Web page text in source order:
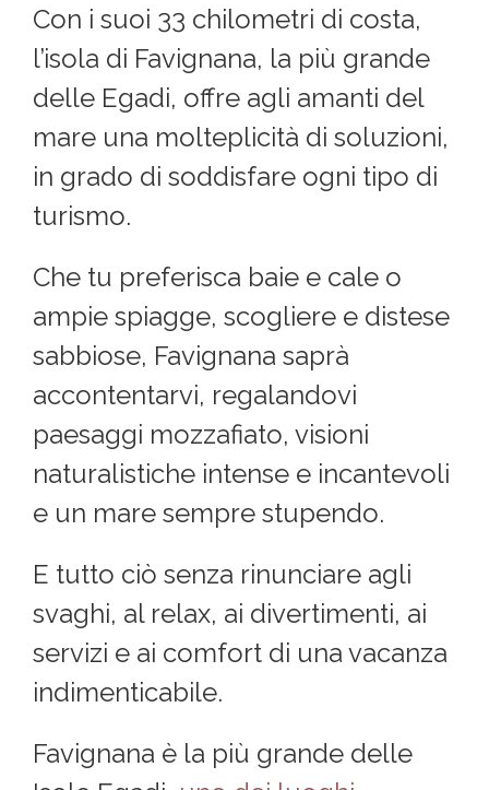
Con i suoi 33 chilometri di costa,
l’isola di Favignana, la più grande
delle Egadi, offre agli amanti del
mare una molteplicità di soluzioni,
in grado di soddisfare ogni tipo di
turismo.
Che tu preferisca baie e cale o
ampie spiagge, scogliere e distese
sabbiose, Favignana saprà
accontentarvi, regalandovi
paesaggi mozzafiato, visioni
naturalistiche intense e incantevoli
e un mare sempre stupendo.
E tutto ciò senza rinunciare agli
svaghi, al relax, ai divertimenti, ai
servizi e ai comfort di una vacanza
indimenticabile.
Favignana è la più grande delle